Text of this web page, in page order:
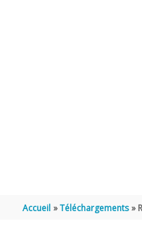
Accueil Téléchargements